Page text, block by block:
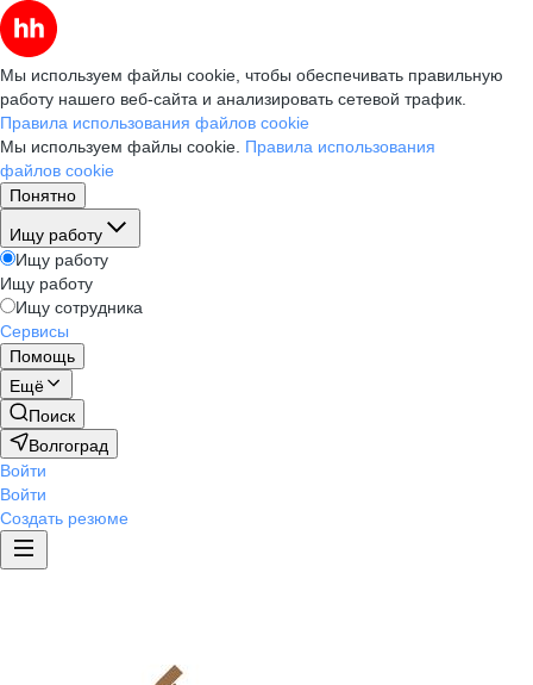
Мы используем файлы cookie, чтобы обеспечивать правильную
работу нашего веб-сайта и анализировать сетевой трафик.
Правила использования файлов cookie
Мы используем файлы cookie. Правила использования
файлов cookie
Понятно
Ищу работу
Ищу работу
Ищу работу
Ищу сотрудника
Сервисы
Помощь
Ещё
Поиск
Волгоград
Войти
Войти
Создать резюме